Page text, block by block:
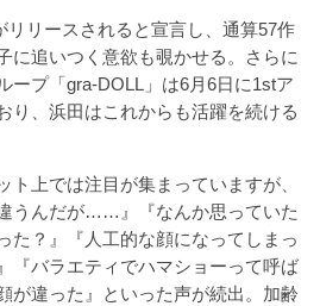
リースされると宣言し、通算57作
に追いつく意欲も覗かせる。さらに
ープ「gra-DOLL」は6月6日に1stア
り、浜田はこれからも活躍を続ける
ト上では注目が集まっていますが、
うんだが……』『なんか思っていた
た？』『人工的な顔になってしまっ
『バラエティでハマショーって呼ば
が違った』といった声が続出。加齢